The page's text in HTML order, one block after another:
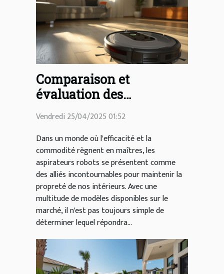
Comparaison et
évaluation des
aspirateurs robots pour
un nettoyage efficace
Vendredi 25/04/2025 01:52
Dans un monde où l'efficacité et la
commodité règnent en maîtres, les
aspirateurs robots se présentent comme
des alliés incontournables pour maintenir la
propreté de nos intérieurs. Avec une
multitude de modèles disponibles sur le
marché, il n'est pas toujours simple de
déterminer lequel répondra...